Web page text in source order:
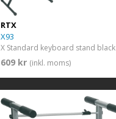
RTX
X93
X Standard keyboard stand black
609 kr (inkl. moms)